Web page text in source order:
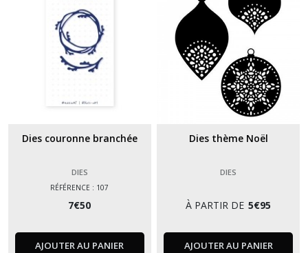
Dies couronne branchée
DIES
RÉFÉRENCE : 107
7€50
AJOUTER AU PANIER
Dies thème Noël
DIES
À PARTIR DE 5€95
AJOUTER AU PANIER